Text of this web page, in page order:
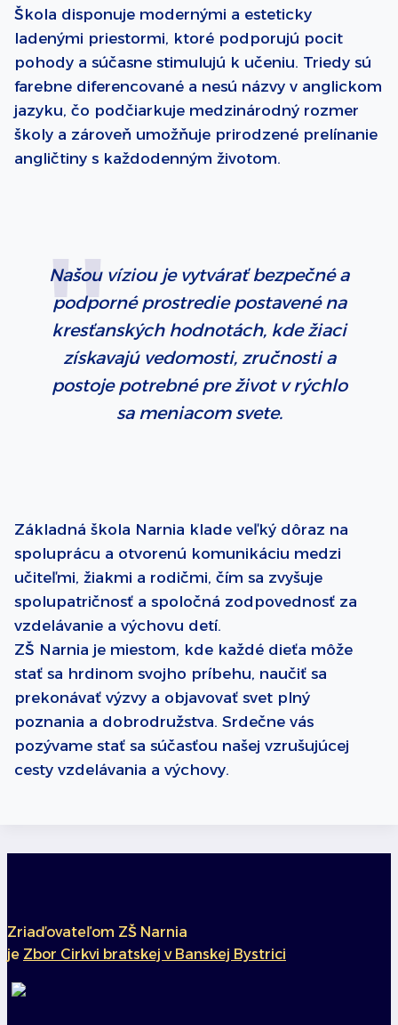
Škola disponuje modernými a esteticky
ladenými priestormi, ktoré podporujú pocit
pohody a súčasne stimulujú k učeniu. Triedy sú
farebne diferencované a nesú názvy v anglickom
jazyku, čo podčiarkuje medzinárodný rozmer
školy a zároveň umožňuje prirodzené prelínanie
angličtiny s každodenným životom.
Našou víziou je vytvárať bezpečné a
podporné prostredie postavené na
kresťanských hodnotách, kde žiaci
získavajú vedomosti, zručnosti a
postoje potrebné pre život v rýchlo
sa meniacom svete.
Základná škola Narnia klade veľký dôraz na
spoluprácu a otvorenú komunikáciu medzi
učiteľmi, žiakmi a rodičmi, čím sa zvyšuje
spolupatričnosť a spoločná zodpovednosť za
vzdelávanie a výchovu detí.
ZŠ Narnia je miestom, kde každé dieťa môže
stať sa hrdinom svojho príbehu, naučiť sa
prekonávať výzvy a objavovať svet plný
poznania a dobrodružstva. Srdečne vás
pozývame stať sa súčasťou našej vzrušujúcej
cesty vzdelávania a výchovy.
Zriaďovateľom ZŠ Narnia
je Zbor Cirkvi bratskej v Banskej Bystrici